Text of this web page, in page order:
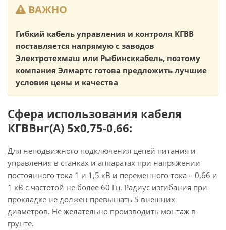
ВАЖНО
Гибкий кабель управления и контроля КГВВ
поставляется напрямую с заводов
Электротехмаш или Рыбинсккабель, поэтому
компания Элмартс готова предложить лучшие
условия цены и качества
Сфера использования кабеля
КГВВнг(А) 5х0,75-0,66:
Для неподвижного подключения цепей питания и
управления в станках и аппаратах при напряжении
постоянного тока 1 и 1,5 кВ и переменного тока – 0,66 и
1 кВ с частотой не более 60 Гц. Радиус изгибания при
прокладке не должен превышать 5 внешних
диаметров. Не желательно производить монтаж в
грунте.